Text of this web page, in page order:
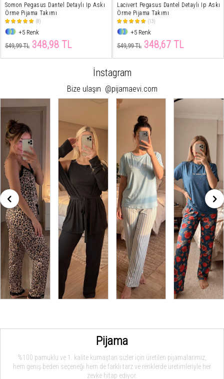
Somon Pegasus Dantel Detaylı Ip Askı
Örme Pijama Takımı
(8)
+5 Renk
549,99 TL 348,98 TL
Lacivert Pegasus Dantel Detaylı Ip Askı
Örme Pijama Takımı
(13)
+5 Renk
549,99 TL 348,67 TL
İnstagram
Bize ulaşın @pijamaevi.com
Pijama
%100 pamuklu ve 1. kalite kumaştan sizler için üretilen pijamalarımız,
hem geniş beden seçeneği hem de farklı tarz ve renklerde üretimleriyle her
zevke hitap ediyor.